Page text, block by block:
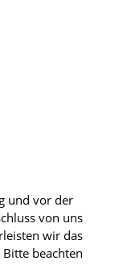
und vor der
von uns
wir das
beachten